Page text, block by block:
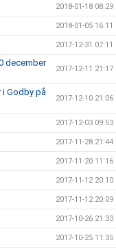
2018-01-18 08:29
2018-01-05 16:11
2017-12-31 07:11
december
2017-12-11 21:17
i Godby på
2017-12-10 21:06
2017-12-03 09:53
2017-11-28 21:44
2017-11-20 11:16
2017-11-12 20:10
2017-11-12 20:09
2017-10-26 21:33
2017-10-25 11:35